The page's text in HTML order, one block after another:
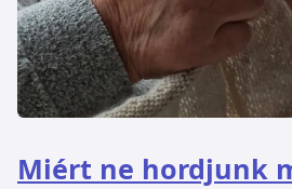
Miért ne hordjunk